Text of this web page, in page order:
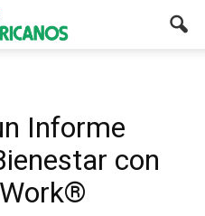
Informe
con